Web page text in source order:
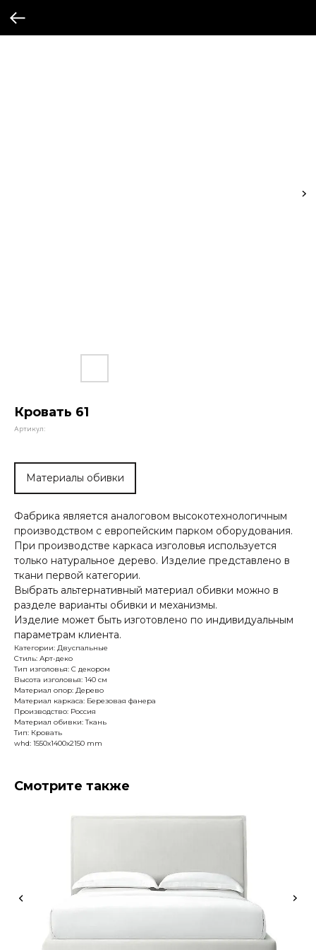
Кровать 61
Артикул:
Материалы обивки
Фабрика является аналоговом высокотехнологичным
производством с европейским парком оборудования.
При производстве каркаса изголовья используется
только натуральное дерево. Изделие представлено в
ткани первой категории.
Выбрать альтернативный материал обивки можно в
разделе варианты обивки и механизмы.
Изделие может быть изготовлено по индивидуальным
параметрам клиента.
Категории: Двуспальные
Стиль: Арт-деко
Тип изголовья: С декором
Высота изголовья: 140 см
Материал опор: Дерево
Материал каркаса: Березовая фанера
Производство: Россия
Материал обивки: Ткань
Тип: Кровать
whd: 1550x1400x2150 mm
Смотрите также